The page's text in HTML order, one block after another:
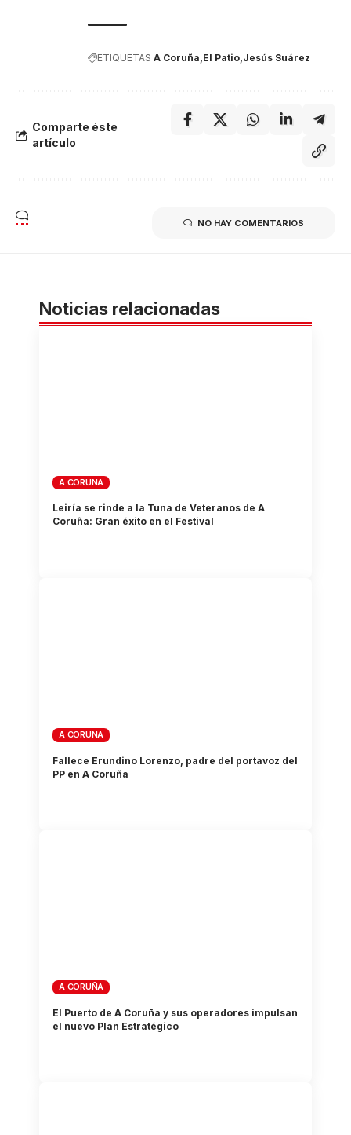
ETIQUETAS A Coruña El Patio Jesús Suárez
Comparte éste
artículo
NO HAY COMENTARIOS
Noticias relacionadas
A CORUÑA
Leiría se rinde a la Tuna de Veteranos de A
Coruña: Gran éxito en el Festival
A CORUÑA
Fallece Erundino Lorenzo, padre del portavoz del
PP en A Coruña
A CORUÑA
El Puerto de A Coruña y sus operadores impulsan
el nuevo Plan Estratégico